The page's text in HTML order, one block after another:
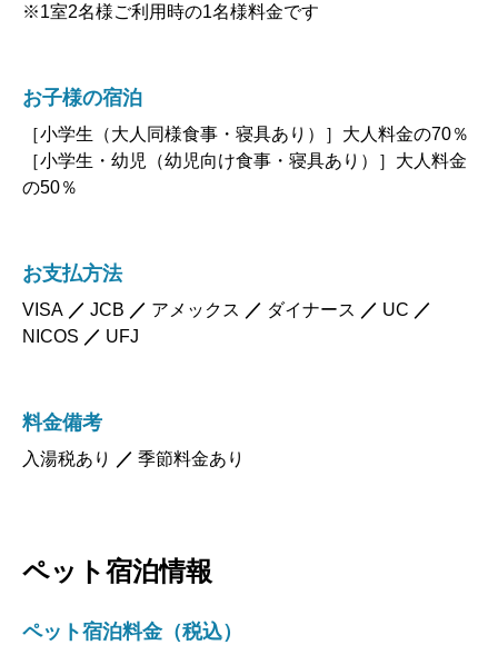
※1室2名様ご利用時の1名様料金です
お子様の宿泊
［小学生（大人同様食事・寝具あり）］大人料金の70％
［小学生・幼児（幼児向け食事・寝具あり）］大人料金
の50％
お支払方法
VISA ／ JCB ／ アメックス ／ ダイナース ／ UC ／
NICOS ／ UFJ
料金備考
入湯税あり ／ 季節料金あり
ペット宿泊情報
ペット宿泊料金（税込）